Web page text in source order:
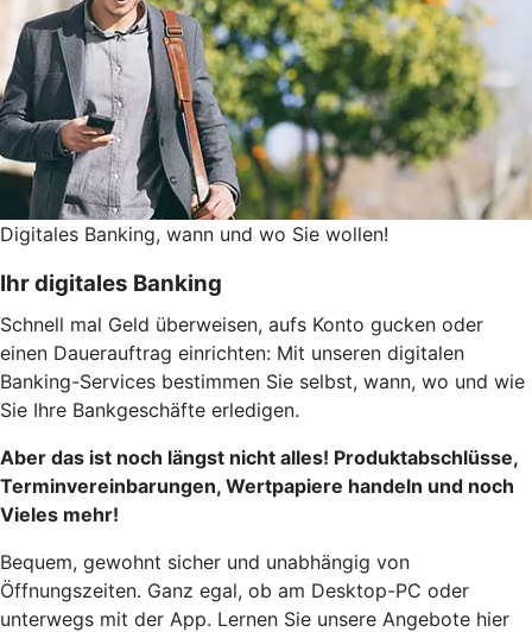
Digitales Banking, wann und wo Sie wollen!
Ihr digitales Banking
Schnell mal Geld überweisen, aufs Konto gucken oder
einen Dauerauftrag einrichten: Mit unseren digitalen
Banking-Services bestimmen Sie selbst, wann, wo und wie
Sie Ihre Bankgeschäfte erledigen.
Aber das ist noch längst nicht alles! Produktabschlüsse,
Terminvereinbarungen, Wertpapiere handeln und noch
Vieles mehr!
Bequem, gewohnt sicher und unabhängig von
Öffnungszeiten. Ganz egal, ob am Desktop-PC oder
unterwegs mit der App. Lernen Sie unsere Angebote hier